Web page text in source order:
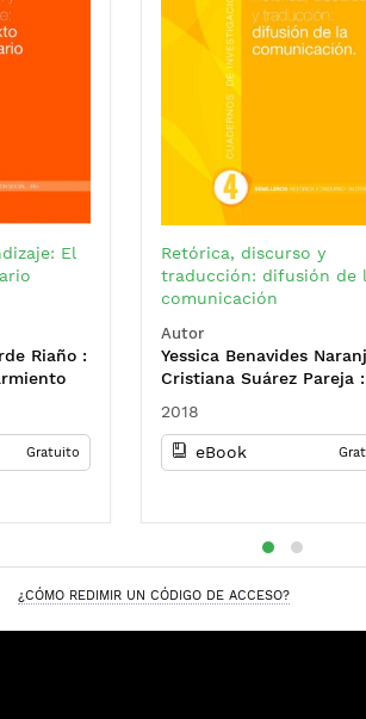
El
Riaño :
Gratuito
Retórica, discurso y
traducción: difusión de
comunicación
Autor
Yessica Benavides
Cristiana Suárez Pareja :
: Paula Andrea Páez
Lancheros : María
Rolón Buenhaber : Lina
2018
eBook
¿CÓMO REDIMIR UN CÓDIGO DE ACCESO?